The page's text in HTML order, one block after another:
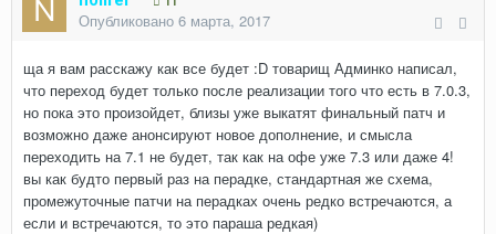
Опубликовано 6 марта, 2017
ща я вам расскажу как все будет :D товарищ Админко написал,
что переход будет только после реализации того что есть в 7.0.3,
но пока это произойдет, близы уже выкатят финальный патч и
возможно даже анонсируют новое дополнение, и смысла
переходить на 7.1 не будет, так как на офе уже 7.3 или даже 4!
вы как будто первый раз на перадке, стандартная же схема,
промежуточные патчи на перадках очень редко встречаются, а
если и встречаются, то это параша редкая)